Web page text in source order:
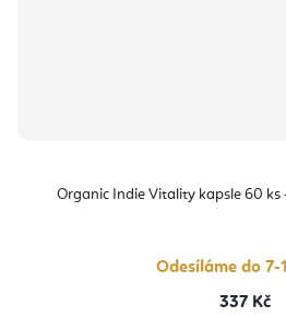
Organic Indie Vitality kapsle 60 ks
Odesíláme do 7-
337 Kč